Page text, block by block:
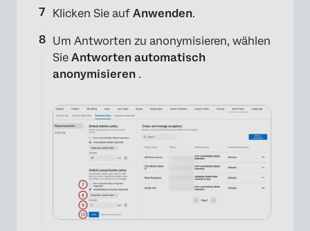
Klicken Sie auf Anwenden.
Um Antworten zu anonymisieren, wählen
Sie Antworten automatisch
anonymisieren .